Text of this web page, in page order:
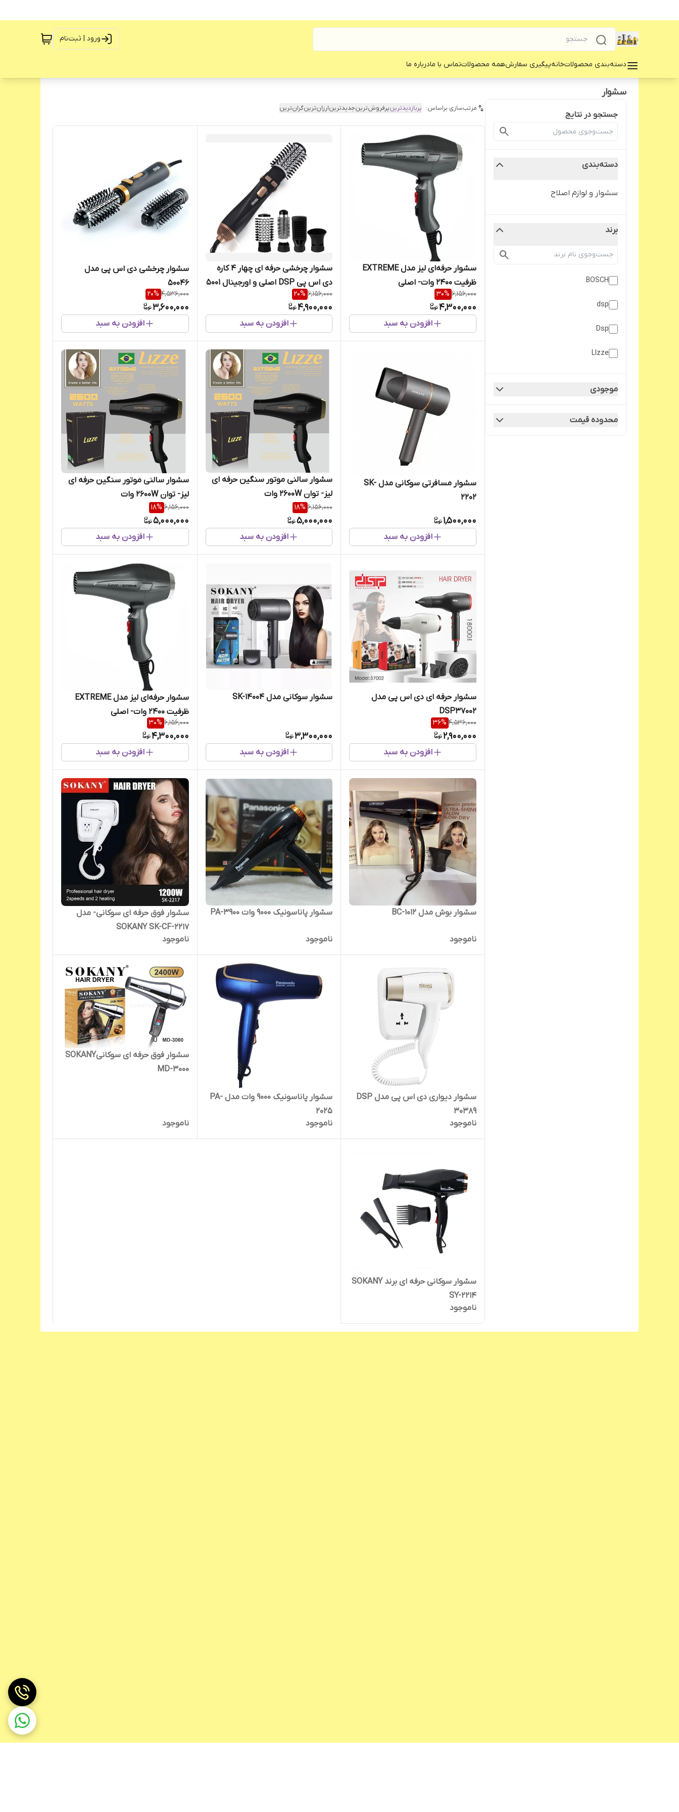
ورود | ثبت‌نام
دسته‌بندی محصولاتخانهپیگیری سفارشهمه محصولاتتماس با مادرباره ما
سشوار
جستجو در نتایج
دسته‌بندی
سشوار و لوازم اصلاح
برند
BOSCH
dsp
Dsp
LIzze
موجودی
محدوده قیمت
مرتب‌سازی براساس: پربازدیدترینپرفروش‌ترینجدیدترینارزان‌ترینگران‌ترین
سشوار حرفه‌ای لیز مدل EXTREME
ظرفیت ۲۴۰۰ وات- اصلی
6,156,000
30%
4,300,000
افزودن به سبد
سشوار چرخشی حرفه ای چهار 4 کاره
دی اس پی DSP اصلی و اورجینال 5001
6,156,000
20%
4,900,000
افزودن به سبد
سشوار چرخشی دی اس پی مدل
۵۰۰۴۶
4,536,000
20%
3,600,000
افزودن به سبد
سشوار مسافرتی سوکانی مدل SK-
2202
1,500,000
افزودن به سبد
سشوار سالنی موتور سنگین حرفه ای
لیز- توان 2600W وات
6,156,000
18%
5,000,000
افزودن به سبد
سشوار سالنی موتور سنگین حرفه ای
لیز- توان 2600W وات
6,156,000
18%
5,000,000
افزودن به سبد
سشوار حرفه ای دی اس پی مدل
DSP37002
4,536,000
36%
2,900,000
افزودن به سبد
سشوار سوکانی مدل SK-14004
3,300,000
افزودن به سبد
سشوار حرفه‌ای لیز مدل EXTREME
ظرفیت ۲۴۰۰ وات- اصلی
6,156,000
30%
4,300,000
افزودن به سبد
سشوار بوش مدل BC-1012
ناموجود
سشوار پاناسونیک 9000 وات PA-3900
ناموجود
سشوار فوق حرفه ای سوکانی- مدل
SOKANY SK-CF-2217
ناموجود
سشوار دیواری دی اس پی مدل DSP
30389
ناموجود
سشوار پاناسونیک 9000 وات مدل PA-
2025
ناموجود
سشوار فوق حرفه ای سوکانیSOKANY
MD-3000
ناموجود
سشوار سوکانی حرفه ای برند SOKANY
SY-2214
ناموجود